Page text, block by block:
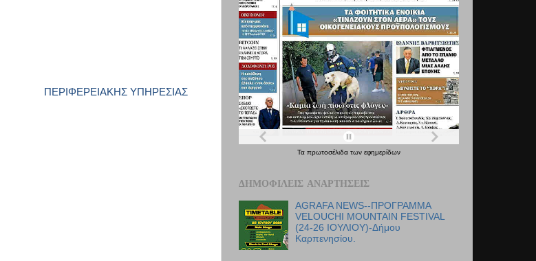
ΠΕΡΙΦΕΡΕΙΑΚΗΣ ΥΠΗΡΕΣΙΑΣ
Τα πρωτοσέλιδα των εφημερίδων
ΔΗΜΟΦΙΛΕΊΣ ΑΝΑΡΤΉΣΕΙΣ
AGRAFA NEWS--ΠΡΟΓΡΑΜΜΑ
VELOUCHI MOUNTAIN FESTIVAL
(24-26 ΙΟΥΛΙΟΥ)-Δήμου
Καρπενησίου.